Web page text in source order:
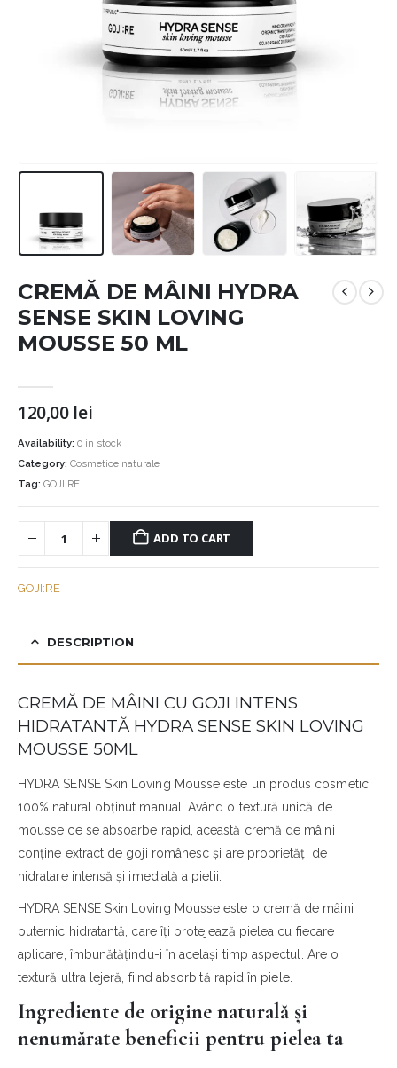
CREMĂ DE MÂINI HYDRA
SENSE SKIN LOVING
MOUSSE 50 ML
120,00 lei
Availability: 0 in stock
Category: Cosmetice naturale
Tag: GOJI:RE
ADD TO CART
GOJI:RE
DESCRIPTION
CREMĂ DE MÂINI CU GOJI INTENS
HIDRATANTĂ HYDRA SENSE SKIN LOVING
MOUSSE 50ML
HYDRA SENSE Skin Loving Mousse este un produs cosmetic
100% natural obținut manual. Având o textură unică de
mousse ce se absoarbe rapid, această cremă de mâini
conține extract de goji românesc și are proprietăți de
hidratare intensă și imediată a pielii.
HYDRA SENSE Skin Loving Mousse este o cremă de mâini
puternic hidratantă, care îți protejează pielea cu fiecare
aplicare, îmbunătățindu-i în același timp aspectul. Are o
textură ultra lejeră, fiind absorbită rapid în piele.
Ingrediente de origine naturală și
nenumărate beneficii pentru pielea ta